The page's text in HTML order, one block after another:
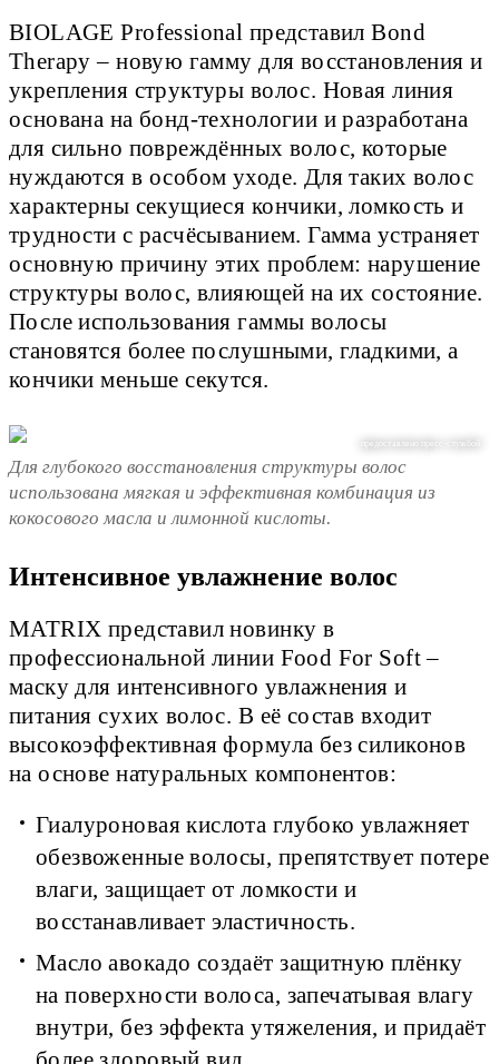
BIOLAGE Professional представил Bond
Therapy – новую гамму для восстановления и
укрепления структуры волос. Новая линия
основана на бонд-технологии и разработана
для сильно повреждённых волос, которые
нуждаются в особом уходе. Для таких волос
характерны секущиеся кончики, ломкость и
трудности с расчёсыванием. Гамма устраняет
основную причину этих проблем: нарушение
структуры волос, влияющей на их состояние.
После использования гаммы волосы
становятся более послушными, гладкими, а
кончики меньше секутся.
предоставлено пресс-службой
Для глубокого восстановления структуры волос
использована мягкая и эффективная комбинация из
кокосового масла и лимонной кислоты.
Интенсивное увлажнение волос
MATRIX представил новинку в
профессиональной линии Food For Soft –
маску для интенсивного увлажнения и
питания сухих волос. В её состав входит
высокоэффективная формула без силиконов
на основе натуральных компонентов:
Гиалуроновая кислота глубоко увлажняет
обезвоженные волосы, препятствует потере
влаги, защищает от ломкости и
восстанавливает эластичность.
Масло авокадо создаёт защитную плёнку
на поверхности волоса, запечатывая влагу
внутри, без эффекта утяжеления, и придаёт